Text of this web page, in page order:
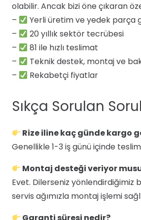
olabilir. Ancak bizi öne çıkaran
–
Yerli üretim ve yedek parça
–
20 yıllık sektör tecrübesi
–
81 ile hızlı teslimat
–
Teknik destek, montaj ve
–
Rekabetçi fiyatlar
Sıkça Sorulan
Rize iline kaç günde kargo
Genellikle 1-3 iş günü içinde
Montaj desteği veriyor
Evet. Dilerseniz yönlendirdiğimiz
servis ağımızla montaj işlemi